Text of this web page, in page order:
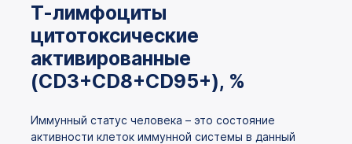
Т-лимфоциты
цитотоксические
активированные
(CD3+CD8+CD95+), %
Иммунный статус человека – это состояние
активности клеток иммунной системы в данный